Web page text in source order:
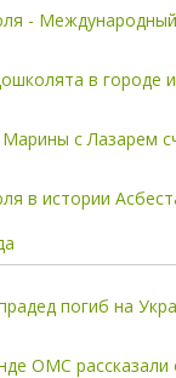
-
в городе
с Лазарем
в истории
погиб на
ОМС рассказали